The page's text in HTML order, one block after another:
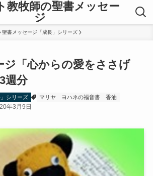
教牧師の聖書メッセー
ジ
聖書メッセージ「成長」シリーズ
ジ「心からの愛をささげ
週分
シリーズ マリヤ ヨハネの福音書 香油
年3月9日